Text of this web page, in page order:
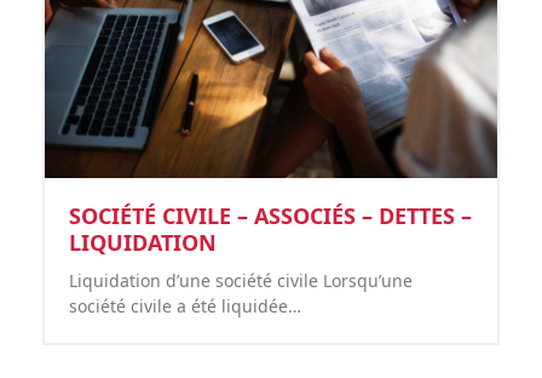
SOCIÉTÉ CIVILE – ASSOCIÉS – DETTES –
LIQUIDATION
Liquidation d’une société civile Lorsqu’une
société civile a été liquidée…